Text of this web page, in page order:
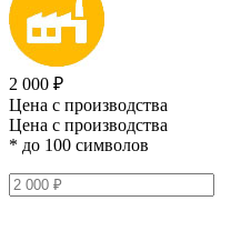
2 000 ₽
Цена с производства
Цена с производства
* до 100 символов